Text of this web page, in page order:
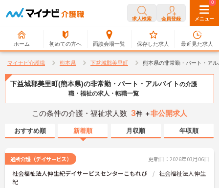
求人検索 会員登録 メニュー
ホーム 初めての方へ 面談会場一覧
0
保存した求人
0
最近見た求人
マイナビ介護職 熊本県 下益城郡美里町 熊本県の非常勤・パート・ア
下益城郡美里町(熊本県)の非常勤・パート・アルバイトの介護
職・福祉の求人・転職一覧
この条件の介護・福祉求人数 3件 ＋非公開求人
おすすめ順 新着順 月収順 年収順
通所介護（デイサービス） 更新日：2026年03月06日
社会福祉法人伸生紀デイサービスセンターこもれび
社会福祉法人伸生
紀